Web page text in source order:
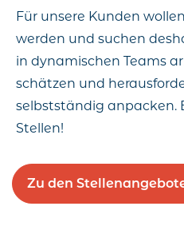
Für unsere Kunden
werden und suchen
in dynamischen Teams
schätzen und
selbstständig anpacken.
Stellen!
Zu den